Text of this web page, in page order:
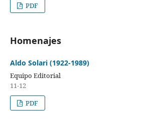
PDF
Homenajes
Aldo Solari (1922-1989)
Equipo Editorial
11-12
PDF